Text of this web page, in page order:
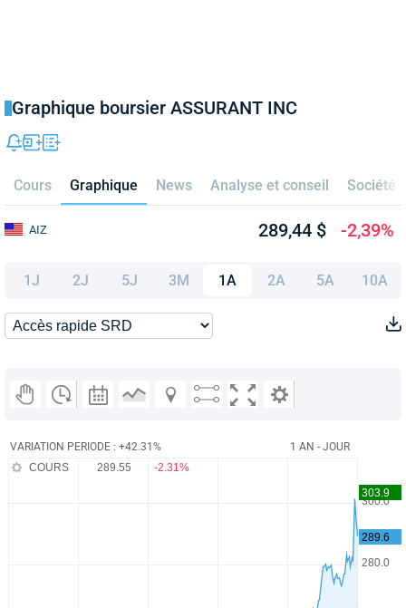
Graphique boursier ASSURANT INC
Cours Graphique News Analyse et conseil Société
AIZ 289,44 $ -2,39%
1J 2J 5J 3M 1A 2A 5A 10A
VARIATION PERIODE : +42.31% 1 AN - JOUR
COURS 289.55 -2.31%